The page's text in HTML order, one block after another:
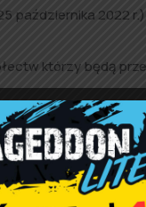
października 2022
którzy będą
równoznaczne
że
grzewczy